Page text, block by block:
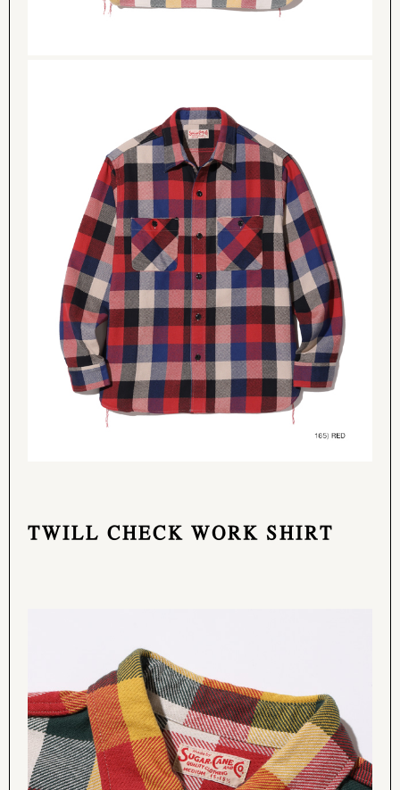
TWILL CHECK WORK SHIRT